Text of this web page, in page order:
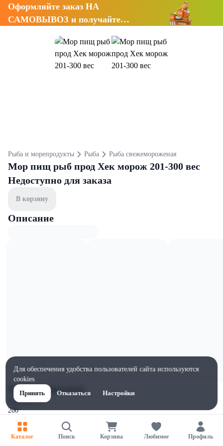
Оформляйте заказ НА
САМОВЫВОЗ и получайте
Рыба и морепродукты Рыба Рыба свежемороженая
Мор пищ рыб прод Хек морож 201-300 вес
Недоступно для заказа
В корзину
Описание
Характеристики
Ширина, мм
200
Высота, мм
250
Каталог Поиск Корзина Любимое Профиль
Для обеспечения удобства пользователей сайта используются
cookies
Принять
Отказаться Настройки